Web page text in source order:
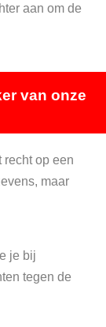
aan om de
van onze
recht op een
maar
je bij
tegen de